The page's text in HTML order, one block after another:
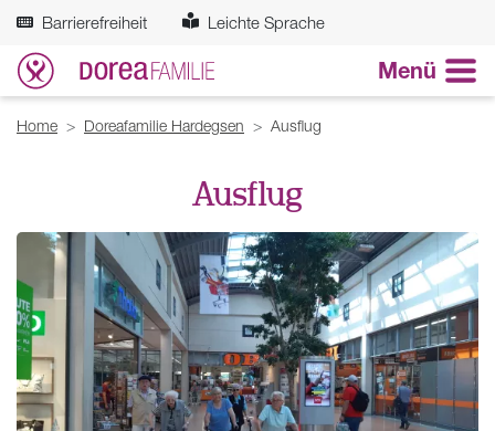
Zum Hauptinhalt springen
Barrierefreiheit Leichte Sprache
Menü
Breadcrumb
Home Doreafamilie Hardegsen Ausflug
Ausflug